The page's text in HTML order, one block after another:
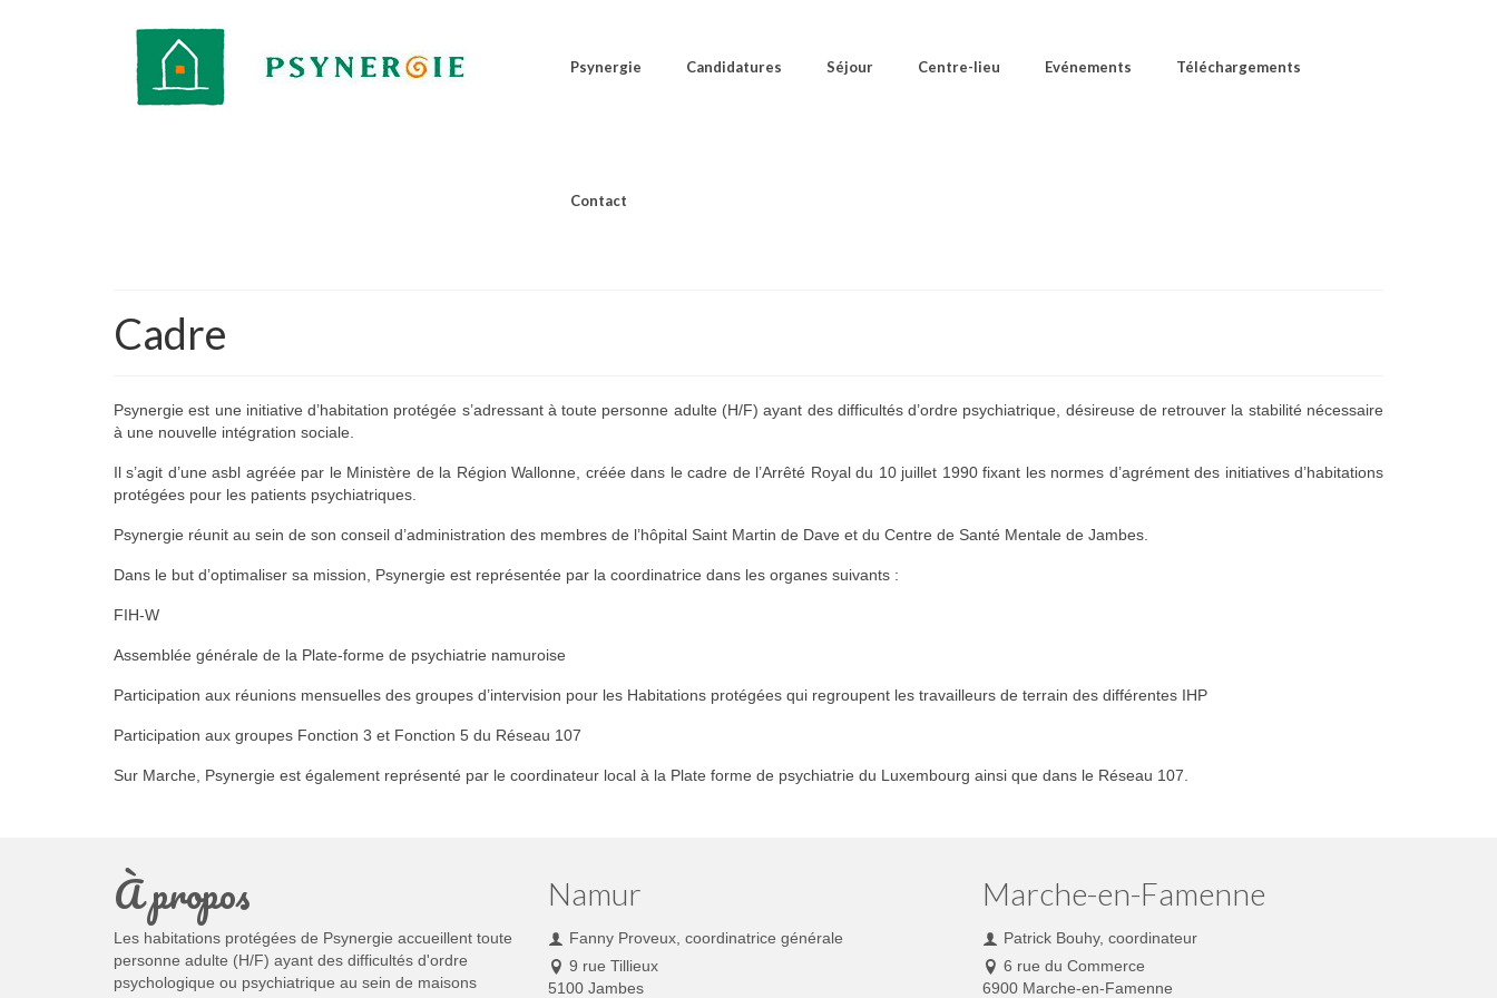
Psynergie Candidatures Séjour Centre-lieu Evénements Téléchargements
Contact
Cadre
Psynergie est une initiative d’habitation protégée s’adressant à toute personne adulte (H/F) ayant des difficultés d’ordre psychiatrique, désireuse de retrouver la stabilité nécessaire
à une nouvelle intégration sociale.
Il s’agit d’une asbl agréée par le Ministère de la Région Wallonne, créée dans le cadre de l’Arrêté Royal du 10 juillet 1990 fixant les normes d’agrément des initiatives d’habitations
protégées pour les patients psychiatriques.
Psynergie réunit au sein de son conseil d’administration des membres de l’hôpital Saint Martin de Dave et du Centre de Santé Mentale de Jambes.
Dans le but d’optimaliser sa mission, Psynergie est représentée par la coordinatrice dans les organes suivants :
FIH-W
Assemblée générale de la Plate-forme de psychiatrie namuroise
Participation aux réunions mensuelles des groupes d’intervision pour les Habitations protégées qui regroupent les travailleurs de terrain des différentes IHP
Participation aux groupes Fonction 3 et Fonction 5 du Réseau 107
Sur Marche, Psynergie est également représenté par le coordinateur local à la Plate forme de psychiatrie du Luxembourg ainsi que dans le Réseau 107.
À propos
Les habitations protégées de Psynergie accueillent toute
personne adulte (H/F) ayant des difficultés d'ordre
psychologique ou psychiatrique au sein de maisons
Namur
Fanny Proveux, coordinatrice générale
9 rue Tillieux
5100 Jambes
Marche-en-Famenne
Patrick Bouhy, coordinateur
6 rue du Commerce
6900 Marche-en-Famenne